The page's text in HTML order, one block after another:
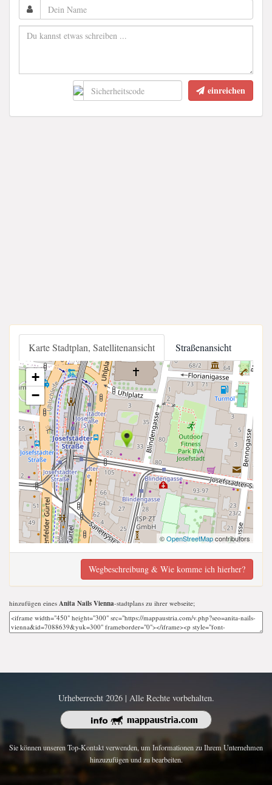
einreichen
Karte Stadtplan, Satellitenansicht Straßenansicht
+
−
©OpenStreetMapcontributors
Wegbeschreibung & Wie komme ich hierher?
hinzufügen eines Anita Nails Vienna-stadtplans zu ihrer webseite;
Urheberrecht 2026 | Alle Rechte vorbehalten.
Sie können unseren Top-Kontakt verwenden, um Informationen zu Ihrem Unternehmen
hinzuzufügen und zu bearbeiten.